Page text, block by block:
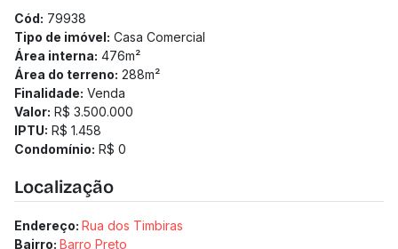
Cód: 79938
Tipo de imóvel: Casa Comercial
Área interna: 476m²
Área do terreno: 288m²
Finalidade: Venda
Valor: R$ 3.500.000
IPTU: R$ 1.458
Condomínio: R$ 0
Localização
Endereço: Rua dos Timbiras
Bairro: Barro Preto